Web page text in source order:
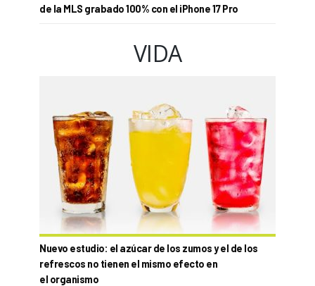
de la MLS grabado 100% con el iPhone 17 Pro
VIDA
Nuevo estudio: el azúcar de los zumos y el de los
refrescos no tienen el mismo efecto en
el organismo